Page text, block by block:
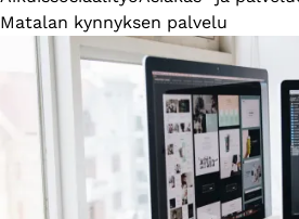
Matalan kynnyksen palvelu